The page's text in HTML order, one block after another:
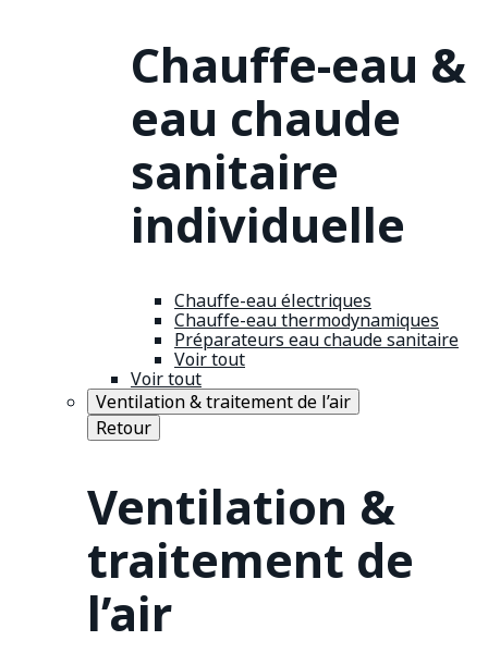
Chauffe-eau &
eau chaude
sanitaire
individuelle
Chauffe-eau électriques
Chauffe-eau thermodynamiques
Préparateurs eau chaude sanitaire
Voir tout
Voir tout
Ventilation & traitement de l’air
Retour
Ventilation &
traitement de
l’air